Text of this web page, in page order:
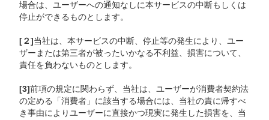
場合は、ユーザーへの通知なしに本サービスの中断もしくは
停止ができるものとします。
[２] 当社は、本サービスの中断、停止等の発生により、ユー
ザーまたは第三者が被ったいかなる不利益、損害について、
責任を負わないものとします。
[3]前項の規定に関わらず、当社は、ユーザーが消費者契約法
の定める「消費者」に該当する場合には、当社の責に帰すべ
き事由によりユーザーに直接かつ現実に発生した損害を、当